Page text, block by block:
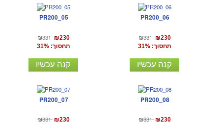
PR200_05
₪331 ₪230
תחסוך: 31%
קנה עכשיו
PR200_06
₪331 ₪230
תחסוך: 31%
קנה עכשיו
PR200_07
₪331 ₪230
PR200_08
₪331 ₪230